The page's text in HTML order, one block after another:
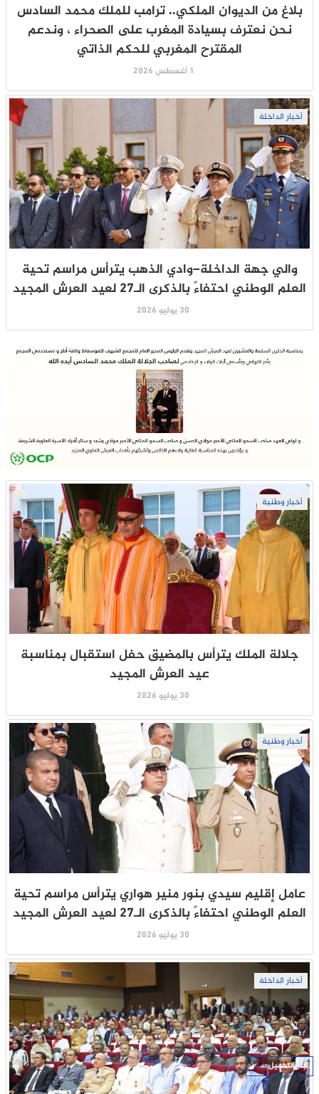
بلاغ من الديوان الملكي.. ترامب للملك محمد السادس
نحن نعترف بسيادة المغرب على الصحراء ، وندعم
المقترح المغربي للحكم الذاتي
1 أغسطس 2026
أخبار الداخلة
والي جهة الداخلة–وادي الذهب يترأس مراسم تحية
العلم الوطني احتفاءً بالذكرى الـ27 لعيد العرش المجيد
30 يوليو 2026
أخبار وطنية
جلالة الملك يترأس بالمضيق حفل استقبال بمناسبة
عيد العرش المجيد
30 يوليو 2026
أخبار وطنية
عامل إقليم سيدي بنور منير هواري يترأس مراسم تحية
العلم الوطني احتفاءً بالذكرى الـ27 لعيد العرش المجيد
30 يوليو 2026
أخبار الداخلة
جار التحميل ...